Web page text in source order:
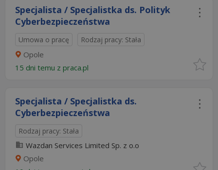
Specjalista / Specjalistka ds. Polityk
Cyberbezpieczeństwa
Umowa o pracę Rodzaj pracy: Stała
Opole
15 dni temu z praca.pl
Specjalista / Specjalistka ds.
Cyberbezpieczeństwa
Rodzaj pracy: Stała
Wazdan Services Limited Sp. z o.o
Opole